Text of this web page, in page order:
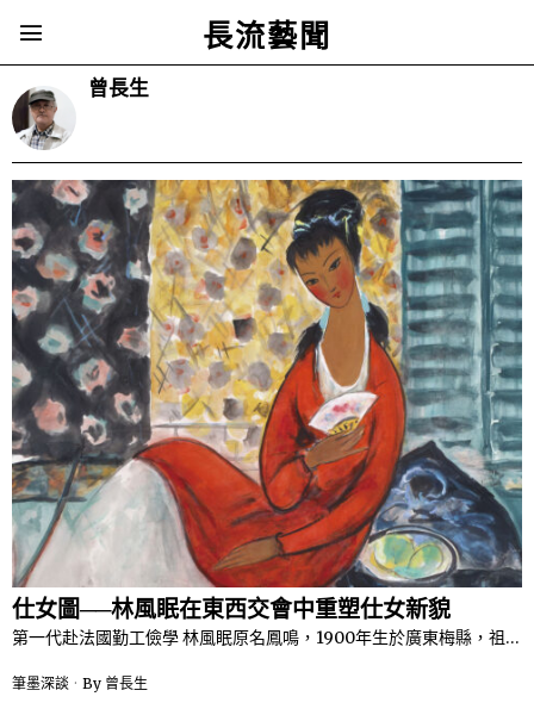
長流藝聞
曾長生
仕女圖──林風眠在東西交會中重塑仕女新貌
第一代赴法國勤工儉學 林風眠原名鳳鳴，1900年生於廣東梅縣，祖…
筆墨深談 By 曾長生